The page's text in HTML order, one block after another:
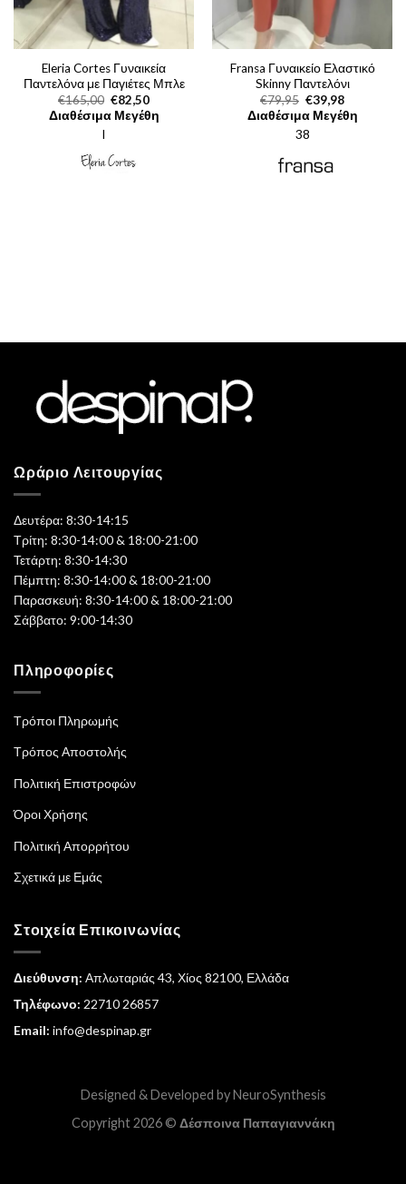
Eleria Cortes Γυναικεία
Παντελόνα με Παγιέτες Μπλε
€165,00 Original
price
was:
€82,50Η
τρέχουσα
τιμή
Διαθέσιμα Μεγέθη
l
Fransa Γυναικείο Ελαστικό
Skinny Παντελόνι
€79,95 Original
price
was:
€79,95.
€39,98Η
τρέχουσα
τιμή
Διαθέσιμα Μεγέθη
38
Ωράριο Λειτουργίας
Δευτέρα: 8:30-14:15
Τρίτη: 8:30-14:00 & 18:00-21:00
Τετάρτη: 8:30-14:30
Πέμπτη: 8:30-14:00 & 18:00-21:00
Παρασκευή: 8:30-14:00 & 18:00-21:00
Σάββατο: 9:00-14:30
Πληροφορίες
Τρόποι Πληρωμής
Τρόπος Αποστολής
Πολιτική Επιστροφών
Όροι Χρήσης
Πολιτική Απορρήτου
Σχετικά με Εμάς
Στοιχεία Επικοινωνίας
Διεύθυνση: Απλωταριάς 43, Χίος 82100, Ελλάδα
Τηλέφωνο: 22710 26857
Email: info@despinap.gr
Designed & Developed byNeuroSynthesis
Copyright 2026 © Δέσποινα Παπαγιαννάκη